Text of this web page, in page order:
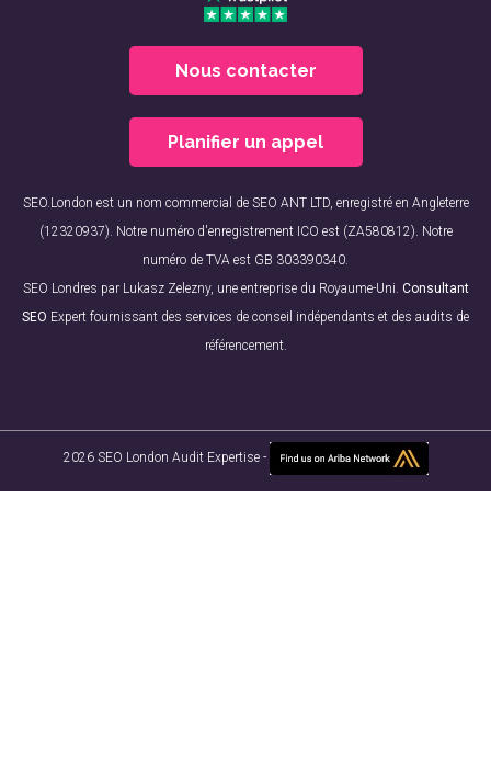
Nous contacter
Planifier un appel
SEO.London est un nom commercial de SEO ANT LTD, enregistré en Angleterre
(12320937). Notre numéro d'enregistrement ICO est (ZA580812). Notre
numéro de TVA est GB 303390340.
SEO Londres par Lukasz Zelezny, une entreprise du Royaume-Uni. Consultant
SEO Expert fournissant des services de conseil indépendants et des audits de
référencement.
2026 SEO London Audit Expertise -